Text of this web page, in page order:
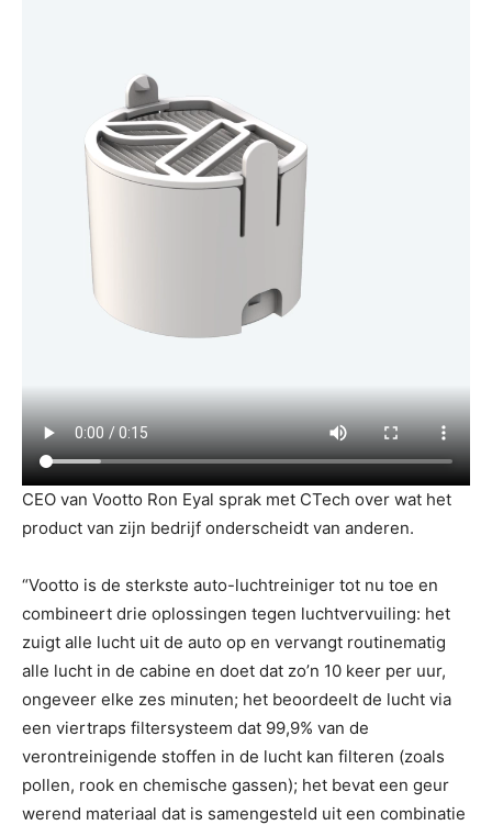
CEO van Vootto Ron Eyal sprak met CTech over wat het
product van zijn bedrijf onderscheidt van anderen.
“Vootto is de sterkste auto-luchtreiniger tot nu toe en
combineert drie oplossingen tegen luchtvervuiling: het
zuigt alle lucht uit de auto op en vervangt routinematig
alle lucht in de cabine en doet dat zo’n 10 keer per uur,
ongeveer elke zes minuten; het beoordeelt de lucht via
een viertraps filtersysteem dat 99,9% van de
verontreinigende stoffen in de lucht kan filteren (zoals
pollen, rook en chemische gassen); het bevat een geur
werend materiaal dat is samengesteld uit een combinatie